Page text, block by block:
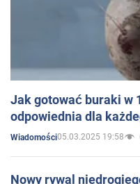
Jak gotować buraki w
odpowiednia dla
Wiadomości05.03.2025 19:58
Nowy rywal